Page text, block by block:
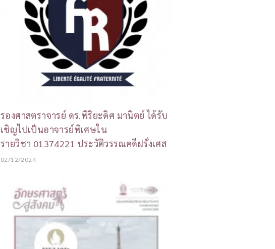
รองศาสตราจารย์ ดร.พิริยะดิศ มานิตย์ ได้รับ
เชิญไปเป็นอาจารย์พิเศษใน
รายวิชา 01374221 ประวัติวรรณคดีฝรั่งเศส
02/12/2024